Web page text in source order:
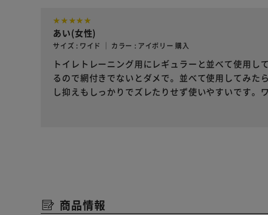
あい(女性)
サイズ : ワイド ｜ カラー : アイボリー 購入
トイレトレーニング用にレギュラーと並べて使用
るので網付きでないとダメで。並べて使用してみた
し抑えもしっかりでズレたりせず使いやすいです。
商品情報